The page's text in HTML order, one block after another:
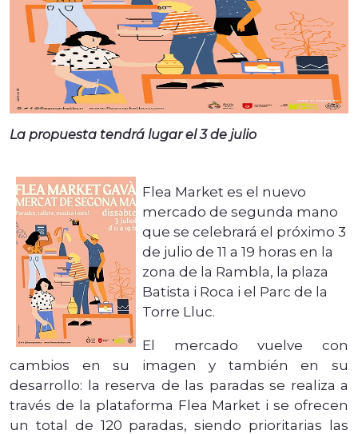
La propuesta tendrá lugar el 3 de julio
Flea Market es el nuevo
mercado de segunda mano
que se celebrará el próximo 3
de julio de 11 a 19 horas en la
zona de la Rambla, la plaza
Batista i Roca i el Parc de la
Torre Lluc.
El mercado vuelve con
cambios en su imagen y también en su
desarrollo: la reserva de las paradas se realiza a
través de la plataforma Flea Market i se ofrecen
un total de 120 paradas, siendo prioritarias las